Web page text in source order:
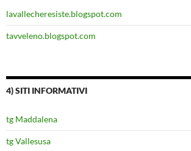
lavallecheresiste.blogspot.com
tavveleno.blogspot.com
4) SITI INFORMATIVI
tg Maddalena
tg Vallesusa